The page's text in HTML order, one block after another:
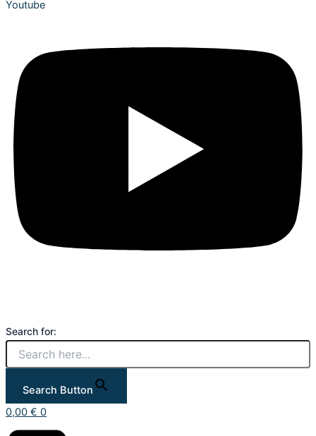
Youtube
Search for:
Search Button
0,00 € 0